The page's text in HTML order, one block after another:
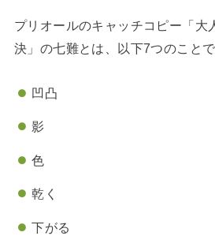
プリオールのキャッチコピー「大
決」の七難とは、以下7つのことで
凹凸
影
色
乾く
下がる